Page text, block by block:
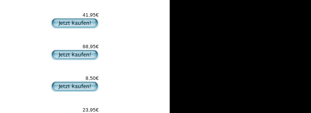
41,95€
68,95€
8,50€
23,95€